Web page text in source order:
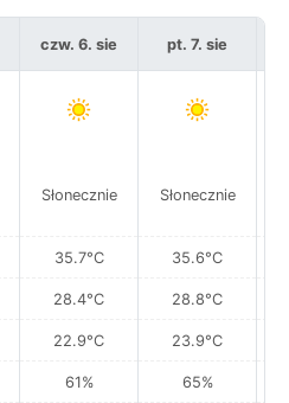
czw. 6. sie
Słonecznie
35.7°C
28.4°C
22.9°C
61%
pt. 7. sie
Słonecznie
35.6°C
28.8°C
23.9°C
65%